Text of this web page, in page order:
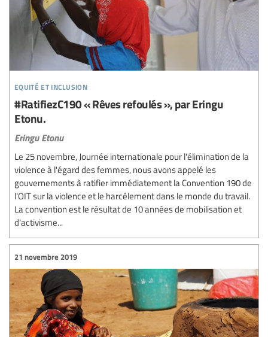
equité et inclusion
#RatifiezC190 « Rêves refoulés », par Eringu
Etonu.
Eringu Etonu
Le 25 novembre, Journée internationale pour l'élimination de la
violence à l'égard des femmes, nous avons appelé les
gouvernements à ratifier immédiatement la Convention 190 de
l'OIT sur la violence et le harcèlement dans le monde du travail.
La convention est le résultat de 10 années de mobilisation et
d'activisme...
21 novembre 2019